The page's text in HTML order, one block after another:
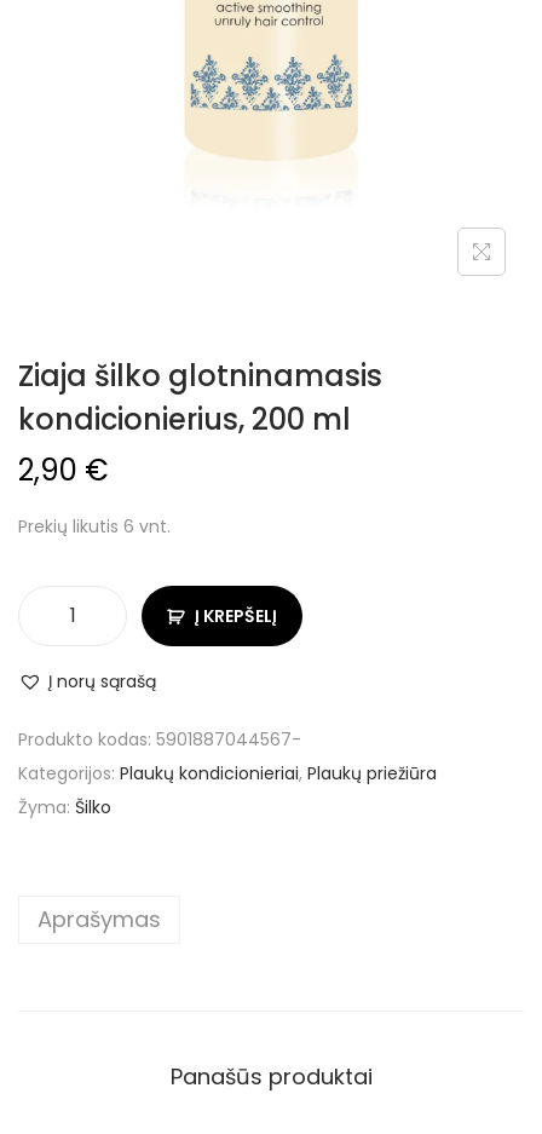
Ziaja šilko glotninamasis
kondicionierius, 200 ml
2,90 €
Prekių likutis 6 vnt.
Į KREPŠELĮ
Į norų sąrašą
Produkto kodas: 5901887044567-
Kategorijos: Plaukų kondicionieriai, Plaukų priežiūra
Žyma: Šilko
Aprašymas
Panašūs produktai